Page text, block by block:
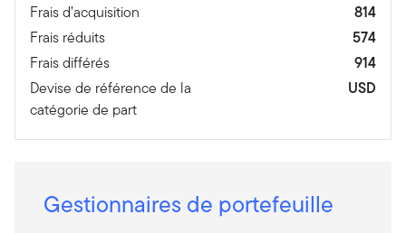
Frais d’acquisition
814
Frais réduits
574
Frais différés
914
Devise de référence de la
catégorie de part
USD
Gestionnaires de portefeuille